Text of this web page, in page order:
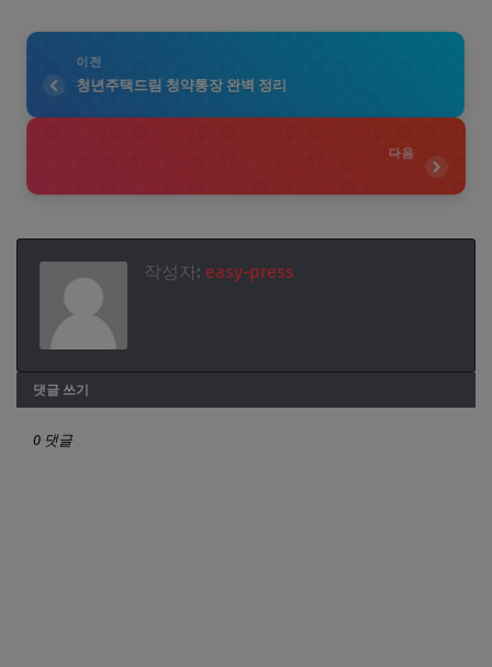
이전
청년주택드림 청약통장 완벽 정리
다음
작성자: easy-press
댓글 쓰기
0 댓글